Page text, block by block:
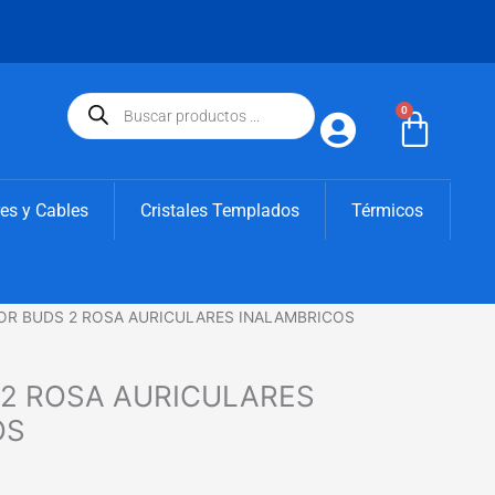
Búsqueda
de
productos
0
y Cables Cristales Templados Térmicos
BUDS 2 ROSA AURICULARES INALAMBRICOS
ROSA AURICULARES